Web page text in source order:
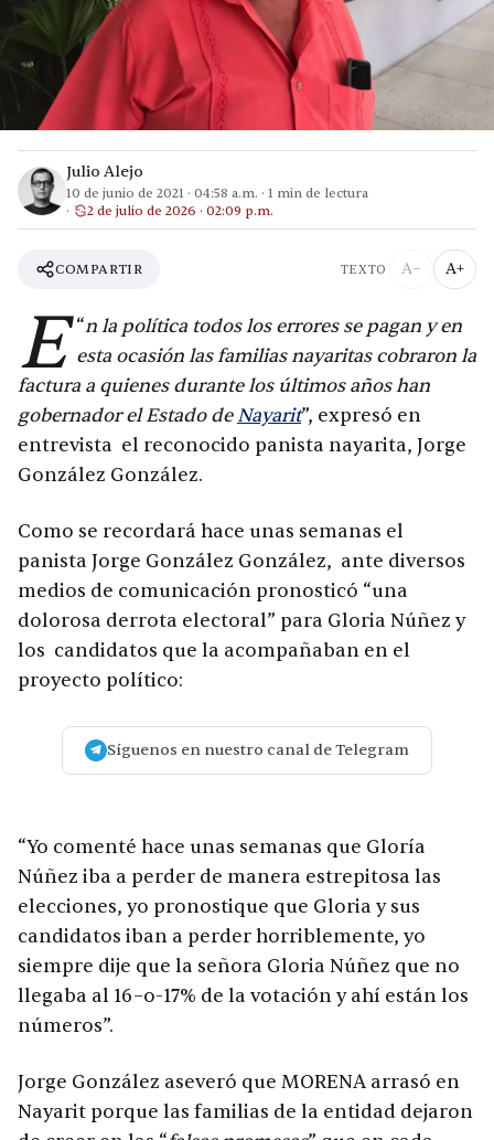
Julio Alejo
10 de junio de 2021 · 04:58 a.m. · 1 min de lectura
2 de julio de 2026 · 02:09 p.m.
COMPARTIR TEXTO A− A+
“
E
n la política todos los errores se pagan y en
esta ocasión las familias nayaritas cobraron la
factura a quienes durante los últimos años han
gobernador el Estado deNayarit”, expresó en
entrevista el reconocido panista nayarita, Jorge
González González.
Como se recordará hace unas semanas el
panista Jorge González González, ante diversos
medios de comunicación pronosticó “una
dolorosa derrota electoral” para Gloria Núñez y
los candidatos que la acompañaban en el
proyecto político:
Síguenos en nuestro canal de Telegram
“Yo comenté hace unas semanas que Gloría
Núñez iba a perder de manera estrepitosa las
elecciones, yo pronostique que Gloria y sus
candidatos iban a perder horriblemente, yo
siempre dije que la señora Gloria Núñez que no
llegaba al 16–o-17% de la votación y ahí están los
números”.
Jorge González aseveró que MORENA arrasó en
Nayarit porque las familias de la entidad dejaron